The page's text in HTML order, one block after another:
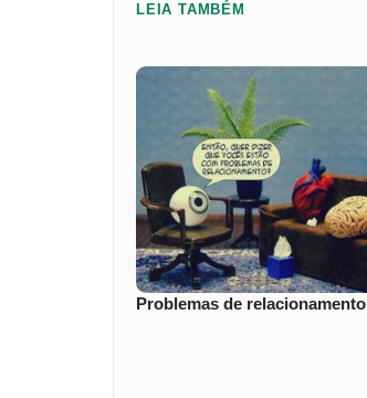
LEIA TAMBÉM
Problemas de relacionamento